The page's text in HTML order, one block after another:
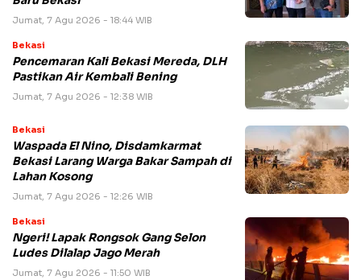
Jumat, 7 Agu 2026 - 18:44 WIB
Bekasi
Pencemaran Kali Bekasi Mereda, DLH
Pastikan Air Kembali Bening
Jumat, 7 Agu 2026 - 12:38 WIB
Bekasi
Waspada El Nino, Disdamkarmat
Bekasi Larang Warga Bakar Sampah di
Lahan Kosong
Jumat, 7 Agu 2026 - 12:26 WIB
Bekasi
Ngeri! Lapak Rongsok Gang Selon
Ludes Dilalap Jago Merah
Jumat, 7 Agu 2026 - 11:50 WIB